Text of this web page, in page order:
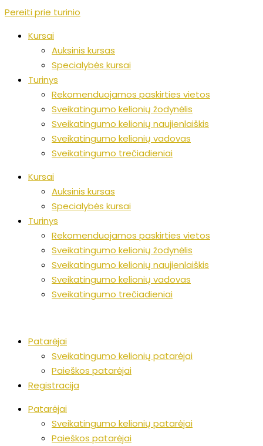
Pereiti prie turinio
Kursai
Auksinis kursas
Specialybės kursai
Turinys
Rekomenduojamos paskirties vietos
Sveikatingumo kelionių žodynėlis
Sveikatingumo kelionių naujienlaiškis
Sveikatingumo kelionių vadovas
Sveikatingumo trečiadieniai
Kursai
Auksinis kursas
Specialybės kursai
Turinys
Rekomenduojamos paskirties vietos
Sveikatingumo kelionių žodynėlis
Sveikatingumo kelionių naujienlaiškis
Sveikatingumo kelionių vadovas
Sveikatingumo trečiadieniai
Patarėjai
Sveikatingumo kelionių patarėjai
Paieškos patarėjai
Registracija
Patarėjai
Sveikatingumo kelionių patarėjai
Paieškos patarėjai